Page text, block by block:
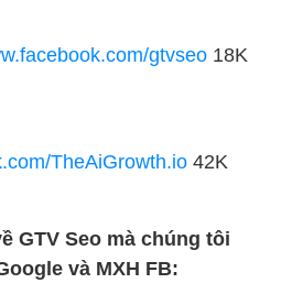
gtvseo 18K
TheAiGrowth.io 42K
GTV Seo mà chúng tôi
và MXH FB: